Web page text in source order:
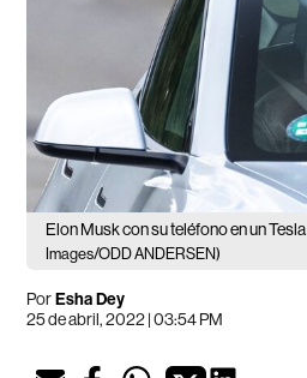
Elon Musk con su teléfono en un Tesla
Images/ODD ANDERSEN)
PorEsha Dey
25 de abril, 2022 | 03:54 PM